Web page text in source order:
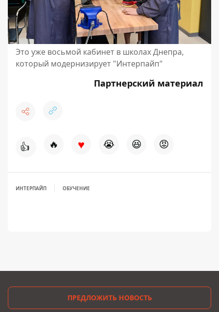
Это уже восьмой кабинет в школах Днепра,
который модернизирует "Интерпайп"
Партнерский материал
👍 🔥 ♥ 😭 😆 😡
ИНТЕРПАЙП ОБУЧЕНИЕ
ПРЕДЛОЖИТЬ НОВОСТЬ